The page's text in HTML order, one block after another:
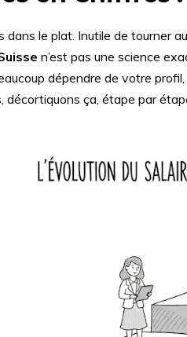
dans le plat. Inutile de tourner
n’est pas une science
dépendre de votre
décortiquons ça, étape par